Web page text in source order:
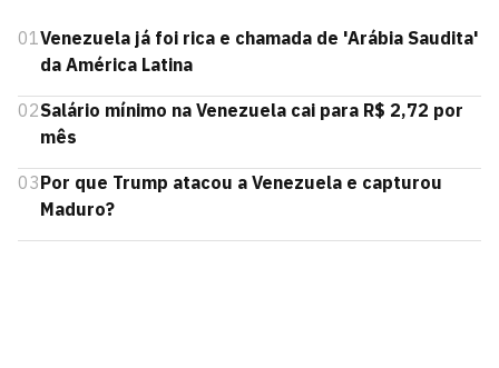
01Venezuela já foi rica e chamada de 'Arábia Saudita'
da América Latina
02Salário mínimo na Venezuela cai para R$ 2,72 por
mês
03Por que Trump atacou a Venezuela e capturou
Maduro?